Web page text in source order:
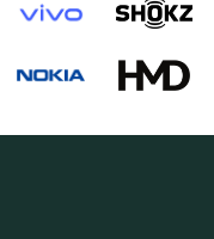
IPHONE 16 PRO MAX